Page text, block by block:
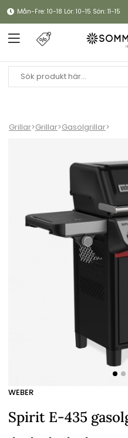
Mån-Fre: 10-18 Lör: 10-15 Sön: 11-15
Grillar>Grillar>Gasolgrillar>
WEBER
Spirit E-435